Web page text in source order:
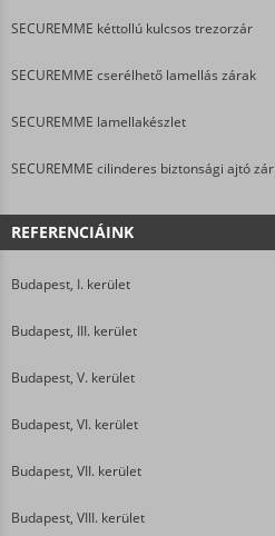
SECUREMME kéttollú kulcsos trezorzár
SECUREMME cserélhető lamellás zárak
SECUREMME lamellakészlet
SECUREMME cilinderes biztonsági ajtó zár
REFERENCIÁINK
Budapest, I. kerület
Budapest, III. kerület
Budapest, V. kerület
Budapest, VI. kerület
Budapest, VII. kerület
Budapest, VIII. kerület